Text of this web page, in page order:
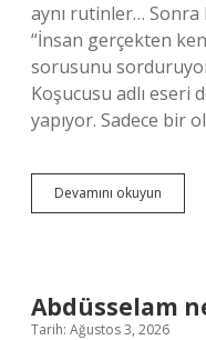
aynı rutinler… Sonra
“İnsan gerçekten
sorusunu
Koşucusu adlı eseri
yapıyor. Sadece bir
Devamını okuyun
Abdüsselam
Tarih: Ağustos 3, 2026